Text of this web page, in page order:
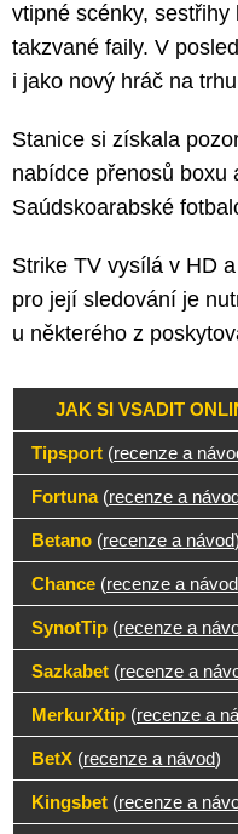
vtipné scénky,
takzvané faily. V
i jako nový hráč na
Stanice si získala
nabídce přenosů boxu
Saúdskoarabské
Strike TV vysílá v HD
pro její sledování je
u některého z
JAK SI VSADIT
Tipsport (recenze a
Fortuna(recenze a
Betano (recenze a návod)
Chance (recenze a návod
SynotTip (recenze a
Sazkabet (recenze a
MerkurXtip (recenze a
BetX (recenze a návod)
Kingsbet (recenze a